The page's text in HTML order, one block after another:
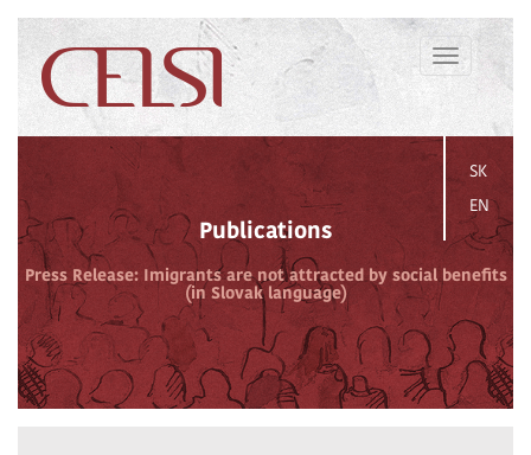
Toggle
navigation
SK
EN
Publications
Press Release: Imigrants are not attracted by social benefits
(in Slovak language)